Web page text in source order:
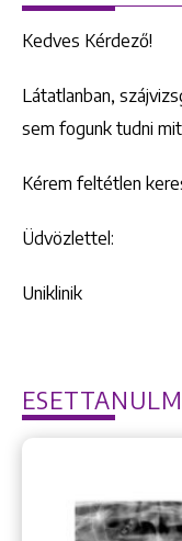
Kedves Kérdező!
Látatlanban,
sem fogunk tudni
Kérem feltétlen
Üdvözlettel:
Uniklinik